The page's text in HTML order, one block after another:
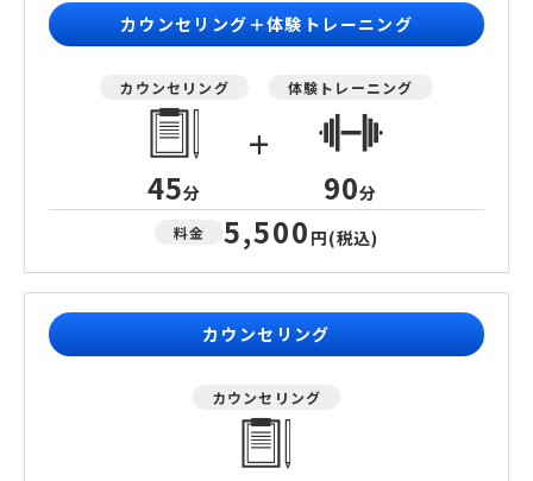
カウンセリング＋体験トレーニング
カウンセリング
45分
+
体験トレーニング
90分
料金 5,500 円(税込)
カウンセリング
カウンセリング